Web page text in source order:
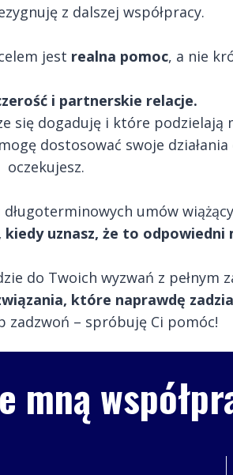
z dalszej współpracy.
jest realna pomoc, a nie
i partnerskie relacje.
się dogaduję i które podzielają
dostosować swoje
oczekujesz.
umów
kiedy uznasz, że to odpowiedni
do Twoich wyzwań z pełnym
które naprawdę
zadzwoń – spróbuję Ci pomóc!
mną